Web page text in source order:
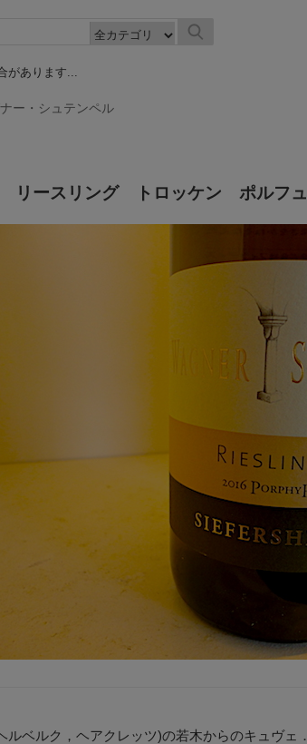
があります...
ー・シュテンペル
リースリング トロッケン ポルフ
ベルク，ヘアクレッツ)の若木からのキュヴ